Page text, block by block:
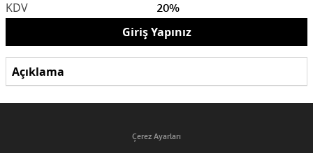
20%
Giriş Yapınız
Açıklama
Çerez Ayarları